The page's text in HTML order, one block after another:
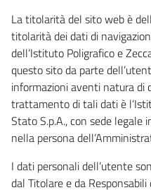
La titolarità del sito web è
titolarità dei dati di
dell’Istituto Poligrafico e
questo sito da parte
informazioni aventi natura di
trattamento di tali dati è
Stato S.p.A., con sede legale
nella persona
I dati personali dell’utente
dal Titolare e da